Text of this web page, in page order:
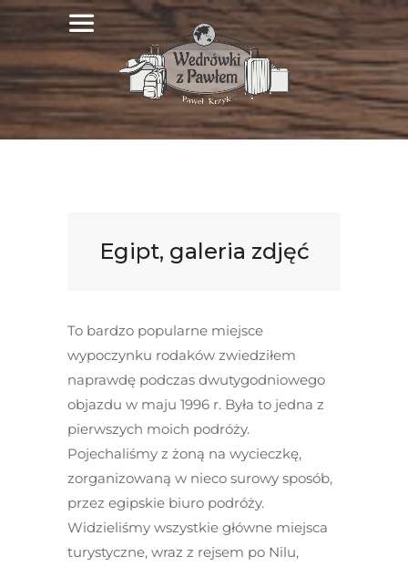
Egipt, galeria zdjęć
To bardzo popularne miejsce
wypoczynku rodaków zwiedziłem
naprawdę podczas dwutygodniowego
objazdu w maju 1996 r. Była to jedna z
pierwszych moich podróży.
Pojechaliśmy z żoną na wycieczkę,
zorganizowaną w nieco surowy sposób,
przez egipskie biuro podróży.
Widzieliśmy wszystkie główne miejsca
turystyczne, wraz z rejsem po Nilu,